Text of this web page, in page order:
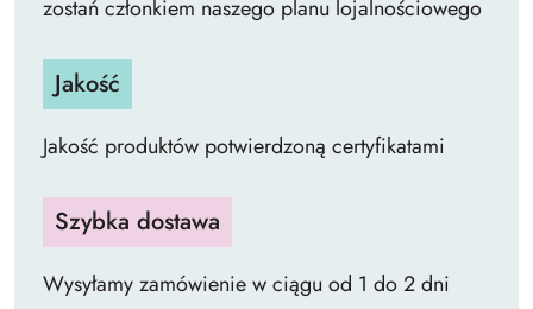
zostań członkiem naszego planu lojalnościowego
Jakość
Jakość produktów potwierdzoną certyfikatami
Szybka dostawa
Wysyłamy zamówienie w ciągu od 1 do 2 dni